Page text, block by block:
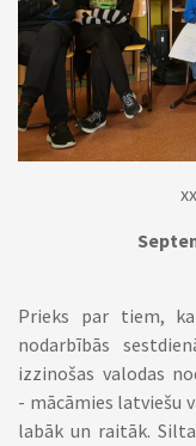
Prieks par tiem,
nodarbībās
izzinošas valodas
- mācāmies latviešu
labāk un raitāk.